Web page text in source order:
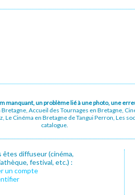
manquant, un problème lié à une photo, une
Accueil des Tournages en Bretagne,
Cinéma en Bretagne de Tangui Perron, Les
catalogue.
êtes diffuseur (cinéma,
festival, etc.) :
un compte